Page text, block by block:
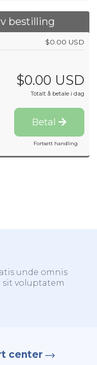
bestilling
$0.00 USD
$0.00 USD
Totalt å betale i dag
Betal
Fortsett handling
unde omnis
sit voluptatem
center